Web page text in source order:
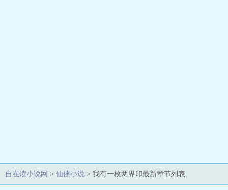
自在读小说网 > 仙侠小说 > 我有一枚两界印最新章节列表